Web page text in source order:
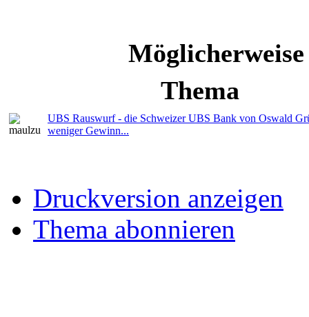
Thema
UBS Rauswurf - die Schweizer UBS Bank von Oswald
weniger Gewinn...
Druckversion anzeigen
Thema abonnieren